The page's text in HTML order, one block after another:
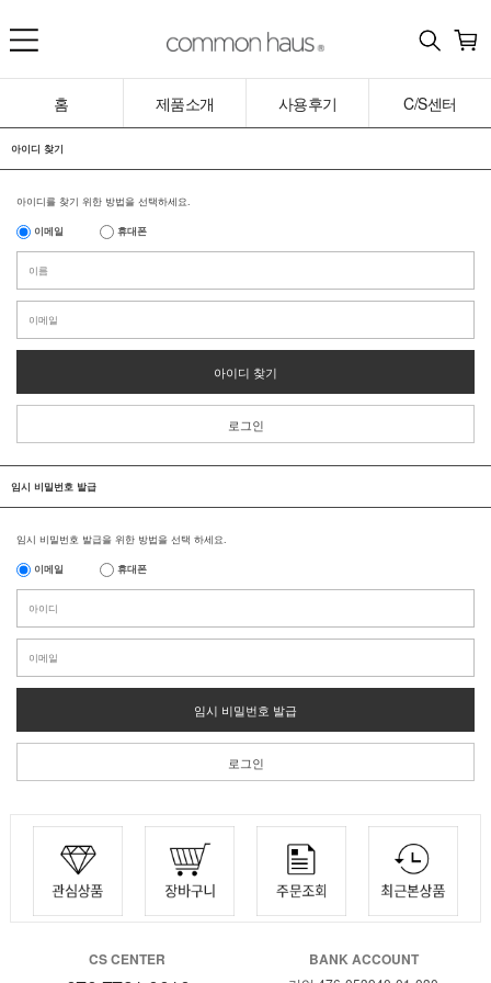
홈 제품소개 사용후기 C/S센터
아이디 찾기
아이디를 찾기 위한 방법을 선택하세요.
이메일 휴대폰
아이디 찾기
로그인
임시 비밀번호 발급
임시 비밀번호 발급을 위한 방법을 선택 하세요.
이메일 휴대폰
임시 비밀번호 발급
로그인
CS CENTER BANK ACCOUNT